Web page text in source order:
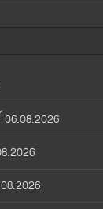
06.08.2026